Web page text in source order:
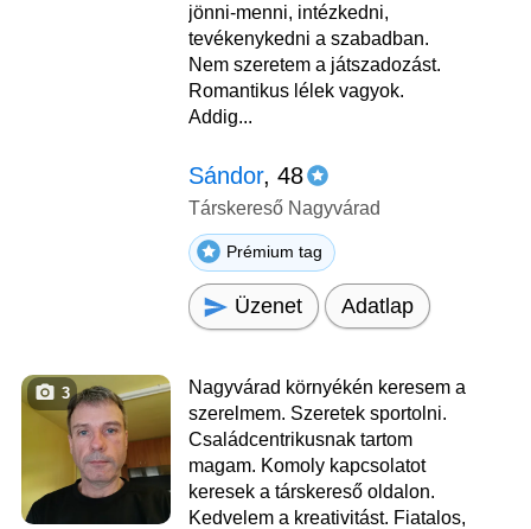
jönni-menni, intézkedni,
tevékenykedni a szabadban.
Nem szeretem a játszadozást.
Romantikus lélek vagyok.
Addig...
Sándor, 48
Társkereső Nagyvárad
Prémium tag
Üzenet Adatlap
3
Nagyvárad környékén keresem a
szerelmem. Szeretek sportolni.
Családcentrikusnak tartom
magam. Komoly kapcsolatot
keresek a társkereső oldalon.
Kedvelem a kreativitást. Fiatalos,